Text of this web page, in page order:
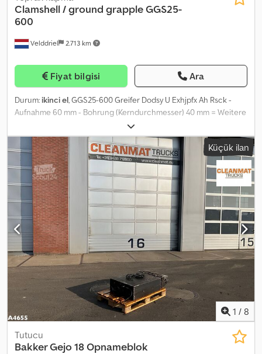
Velddriel 2.713 km
Clamshell / ground grapple GGS25-
600
Fiyat bilgisi Ara
Durum: ikinci el, GGS25-600 Greifer Dodsy U Exhjpfx Ah Rsck -
Aufnahme 60 mm - Bohrung (Kerndurchmesser) 40 mm = Weitere
Informationen = Einsatzbereich: Für Bagger geeignet
Seriennummer: 4/7
Küçük ilan
1 / 8
Tutucu
Bakker Gejo 18 Opnameblok